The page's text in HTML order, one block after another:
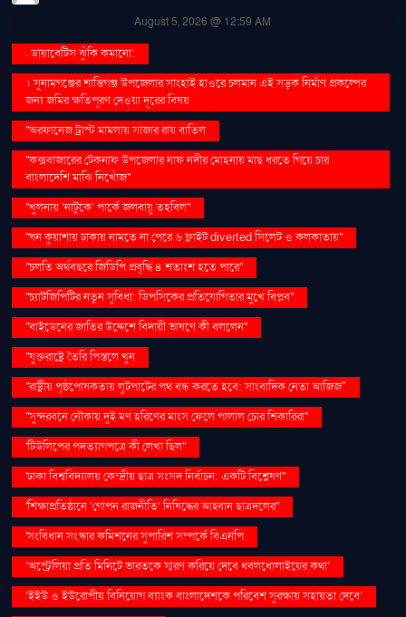
August 5, 2026 @ 12:59 AM
. ডায়াবেটিস ঝুঁকি কমানো:
। সুনামগঞ্জের শান্তিগঞ্জ উপজেলার সাংহাই হাওরে চলমান এই সড়ক নির্মাণ প্রকল্পের
জন্য জমির ক্ষতিপূরণ দেওয়া দূরের বিষয়
''অরফানেজ ট্রাস্ট মামলায় সাজার রায় বাতিল
''কক্সবাজারের টেকনাফ উপজেলার নাফ নদীর মোহনায় মাছ ধরতে গিয়ে চার
বাংলাদেশি মাঝি নিখোঁজ''
''খুলনায় ‘নাটুকে’ পার্কে জলবায়ু তহবিল''
''ঘন কুয়াশায় ঢাকায় নামতে না পেরে ৬ ফ্লাইট diverted সিলেট ও কলকাতায়''
''চলতি অর্থবছরে জিডিপি প্রবৃদ্ধি ৪ শতাংশ হতে পারে''
''চ্যাটজিপিটির নতুন সুবিধা: ডিপসিকের প্রতিযোগিতার মুখে বিপ্লব''
''বাইডেনের জাতির উদ্দেশে বিদায়ী ভাষণে কী বললেন''
''যুক্তরাষ্ট্রে তৈরি পিস্তলে খুন
''রাষ্ট্রীয় পৃষ্ঠপোষকতায় লুটপাটের পথ বন্ধ করতে হবে: সাংবাদিক নেতা আজিজ"
''সুন্দরবনে নৌকায় দুই মণ হরিণের মাংস ফেলে পালাল চোর শিকারিরা''
'টিউলিপের পদত্যাগপত্রে কী লেখা ছিল''
'ঢাকা বিশ্ববিদ্যালয় কেন্দ্রীয় ছাত্র সংসদ নির্বাচন: একটি বিশ্লেষণ''
'শিক্ষাপ্রতিষ্ঠানে ‘গোপন রাজনীতি’ নিষিদ্ধের আহ্বান ছাত্রদলের''
'সংবিধান সংস্কার কমিশনের সুপারিশ সম্পর্কে বিএনপি
‘অস্ট্রেলিয়া প্রতি মিনিটে ভারতকে স্মরণ করিয়ে দেবে ধবলধোলাইয়ের কথা’
‘ইইউ ও ইউরোপীয় বিনিয়োগ ব্যাংক বাংলাদেশকে পরিবেশ সুরক্ষায় সহায়তা দেবে’